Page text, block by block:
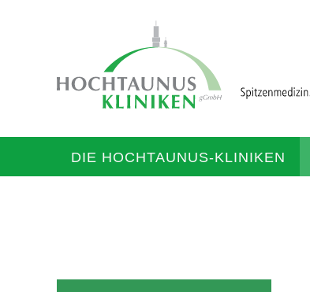
DIE HOCHTAUNUS-KLINIKEN